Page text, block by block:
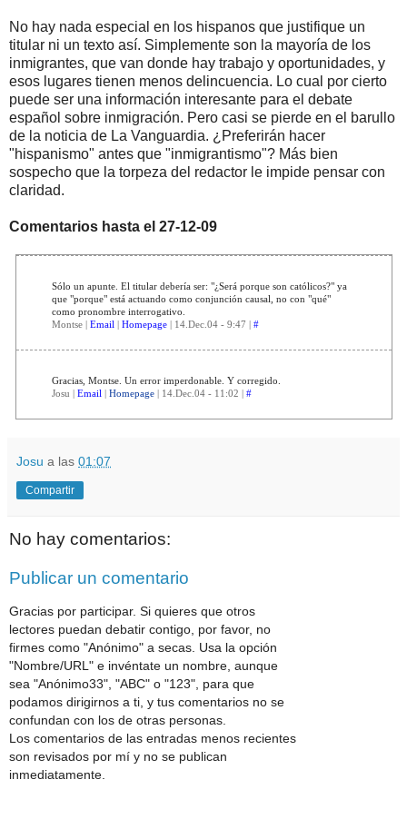
No hay nada especial en los hispanos que justifique un
titular ni un texto así. Simplemente son la mayoría de los
inmigrantes, que van donde hay trabajo y oportunidades, y
esos lugares tienen menos delincuencia. Lo cual por cierto
puede ser una información interesante para el debate
español sobre inmigración. Pero casi se pierde en el barullo
de la noticia de La Vanguardia. ¿Preferirán hacer
"hispanismo" antes que "inmigrantismo"? Más bien
sospecho que la torpeza del redactor le impide pensar con
claridad.
Comentarios hasta el 27-12-09
Sólo un apunte. El titular debería ser: "¿Será porque son católicos?" ya
que "porque" está actuando como conjunción causal, no con "qué"
como pronombre interrogativo.
Montse | Email | Homepage| 14.Dec.04 - 9:47 | #
Gracias, Montse. Un error imperdonable. Y corregido.
Josu | Email | Homepage| 14.Dec.04 - 11:02 | #
Josu a las 01:07
Compartir
No hay comentarios:
Publicar un comentario
Gracias por participar. Si quieres que otros
lectores puedan debatir contigo, por favor, no
firmes como "Anónimo" a secas. Usa la opción
"Nombre/URL" e invéntate un nombre, aunque
sea "Anónimo33", "ABC" o "123", para que
podamos dirigirnos a ti, y tus comentarios no se
confundan con los de otras personas.
Los comentarios de las entradas menos recientes
son revisados por mí y no se publican
inmediatamente.